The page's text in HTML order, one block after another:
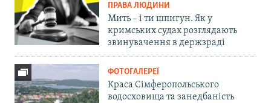
ПРАВА ЛЮДИНИ
Мить – і ти шпигун. Як у
кримських судах розглядають
звинувачення в держзраді
ФОТОГАЛЕРЕЇ
Краса Сімферопольського
водосховища та занедбаність